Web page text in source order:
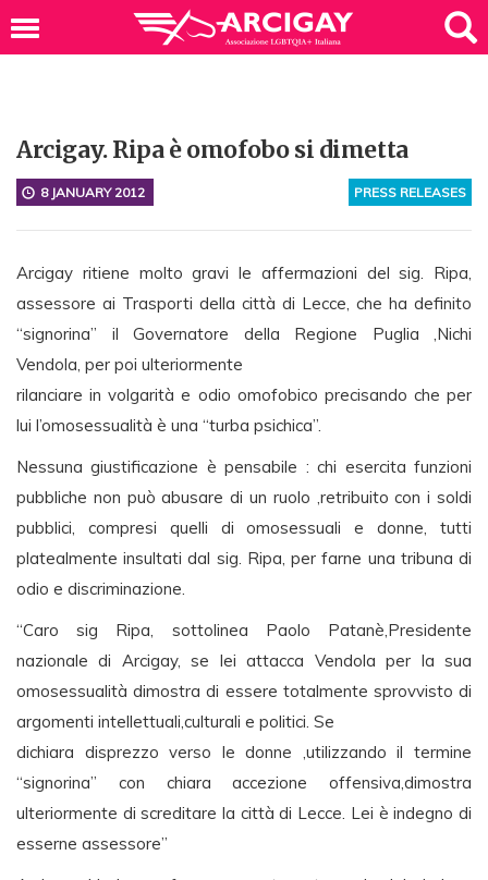
Arcigay. Ripa è omofobo si dimetta
PRESS RELEASES
8 JANUARY 2012
Arcigay ritiene molto gravi le affermazioni del sig. Ripa,
assessore ai Trasporti della città di Lecce, che ha definito
“signorina” il Governatore della Regione Puglia ,Nichi
Vendola, per poi ulteriormente
rilanciare in volgarità e odio omofobico precisando che per
lui l’omosessualità è una “turba psichica”.
Nessuna giustificazione è pensabile : chi esercita funzioni
pubbliche non può abusare di un ruolo ,retribuito con i soldi
pubblici, compresi quelli di omosessuali e donne, tutti
platealmente insultati dal sig. Ripa, per farne una tribuna di
odio e discriminazione.
“Caro sig Ripa, sottolinea Paolo Patanè,Presidente
nazionale di Arcigay, se lei attacca Vendola per la sua
omosessualità dimostra di essere totalmente sprovvisto di
argomenti intellettuali,culturali e politici. Se
dichiara disprezzo verso le donne ,utilizzando il termine
“signorina” con chiara accezione offensiva,dimostra
ulteriormente di screditare la città di Lecce. Lei è indegno di
esserne assessore”